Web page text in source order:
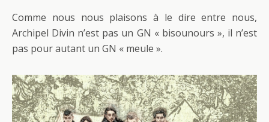
Comme nous nous plaisons à le dire entre nous,
Archipel Divin n’est pas un GN « bisounours », il n’est
pas pour autant un GN « meule ».